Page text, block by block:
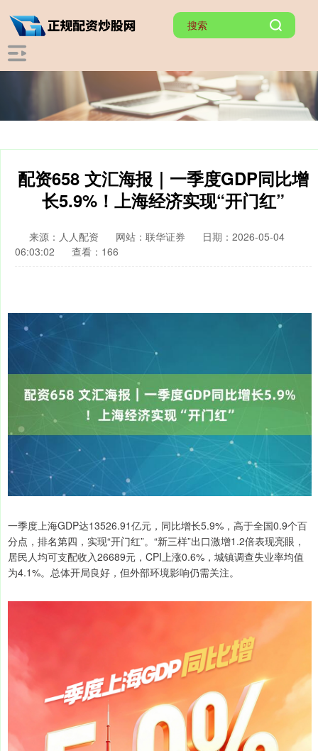
配资658 文汇海报｜一季度GDP同比增
长5.9%！上海经济实现“开门红”
来源：人人配资 网站：联华证券
日期：2026-05-04
06:03:02
查看：166
一季度上海GDP达13526.91亿元，同比增长5.9%，高于全国0.9个百
分点，排名第四，实现“开门红”。“新三样”出口激增1.2倍表现亮眼，
居民人均可支配收入26689元，CPI上涨0.6%，城镇调查失业率均值
为4.1%。总体开局良好，但外部环境影响仍需关注。